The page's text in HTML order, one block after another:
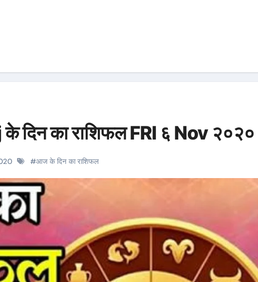
दिन का राशिफल FRI ६ Nov २०२०
#आज के दिन का राशिफल